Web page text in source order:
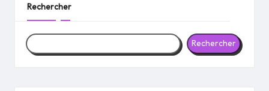
Rechercher
Rechercher